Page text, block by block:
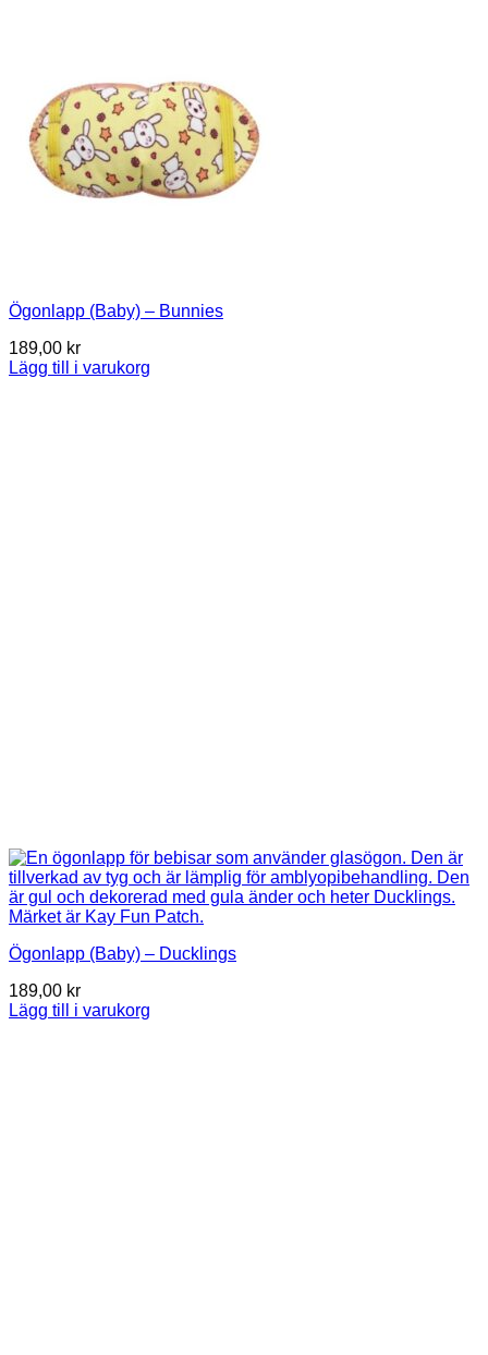
Ögonlapp (Baby) – Bunnies
189,00 kr
Lägg till i varukorg
Ögonlapp (Baby) – Ducklings
189,00 kr
Lägg till i varukorg